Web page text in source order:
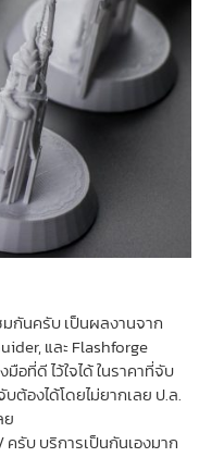
กันครับ เป็นผลงานจาก
และ Flashforge
อที่ดี ไว้ใจได้ ในราคาที่จับ
ต้องได้โดยไม่ยากเลย ป.ล.
ย
รับ บริการเป็นกันเองมาก